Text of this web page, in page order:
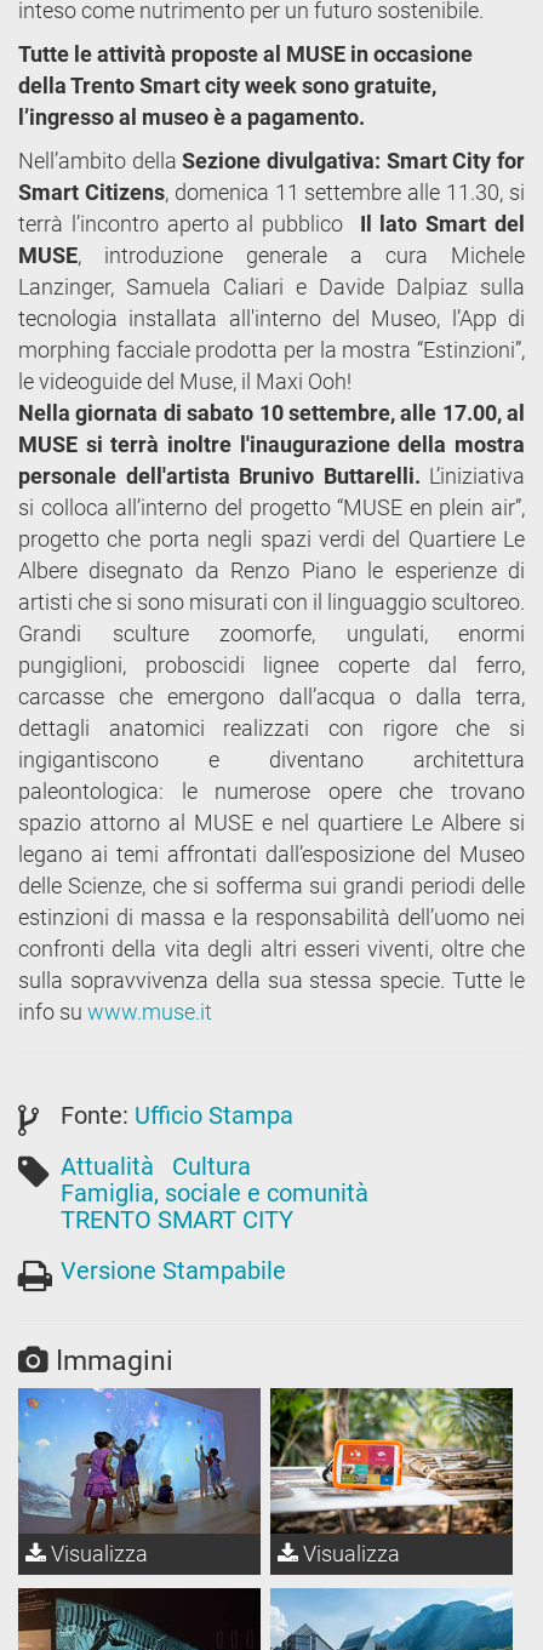
inteso come nutrimento per un futuro sostenibile.
Tutte le attività proposte al MUSE in occasione
della Trento Smart city week sono gratuite,
l’ingresso al museo è a pagamento.
Nell’ambito dellaSezione divulgativa: Smart City for
Smart Citizens, domenica 11 settembre alle 11.30, si
terrà l’incontro aperto al pubblico
Il lato Smart del
MUSE, introduzione generale a cura Michele
Lanzinger, Samuela Caliari e Davide Dalpiaz sulla
tecnologia installata all'interno del Museo, l’App di
morphing facciale prodotta per la mostra “Estinzioni”,
le videoguide del Muse, il Maxi Ooh!
Nella giornata di sabato 10 settembre, alle 17.00, al
MUSE si terrà inoltre l'inaugurazione della mostra
personale dell'artista Brunivo Buttarelli. L’iniziativa
si colloca all’interno del progetto “MUSE en plein air”,
progetto che porta negli spazi verdi del Quartiere Le
Albere disegnato da Renzo Piano le esperienze di
artisti che si sono misurati con il linguaggio scultoreo.
Grandi sculture zoomorfe, ungulati, enormi
pungiglioni, proboscidi lignee coperte dal ferro,
carcasse che emergono dall’acqua o dalla terra,
dettagli anatomici realizzati con rigore che si
ingigantiscono e diventano architettura
paleontologica: le numerose opere che trovano
spazio attorno al MUSE e nel quartiere Le Albere si
legano ai temi affrontati dall’esposizione del Museo
delle Scienze, che si sofferma sui grandi periodi delle
estinzioni di massa e la responsabilità dell’uomo nei
confronti della vita degli altri esseri viventi, oltre che
sulla sopravvivenza della sua stessa specie. Tutte le
info su www.muse.it
Fonte: Ufficio Stampa
Attualità
Cultura
Famiglia, sociale e comunità
TRENTO SMART CITY
Versione Stampabile
Immagini
Visualizza Visualizza